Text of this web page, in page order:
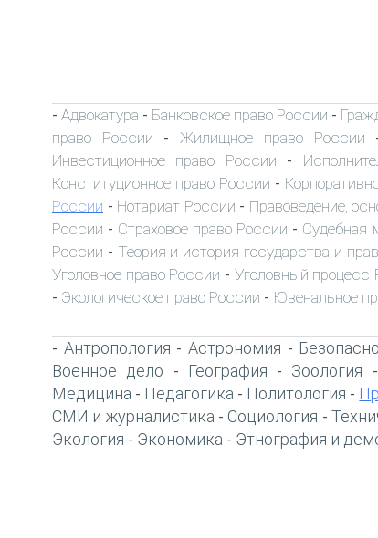
- Адвокатура - Банковское право России -
право России - Жилищное право России
Инвестиционное право России -
Конституционное право России -
России - Нотариат России - Правоведение,
России - Страховое право России - Судебная
России - Теория и история государства и
Уголовное право России - Уголовный процесс
- Экологическое право России - Ювенальное
- Антропология -Астрономия -
Военное дело - География - Зоология -
Медицина - Педагогика - Политология -
СМИ и журналистика - Социология -
Экология - Экономика - Этнография и